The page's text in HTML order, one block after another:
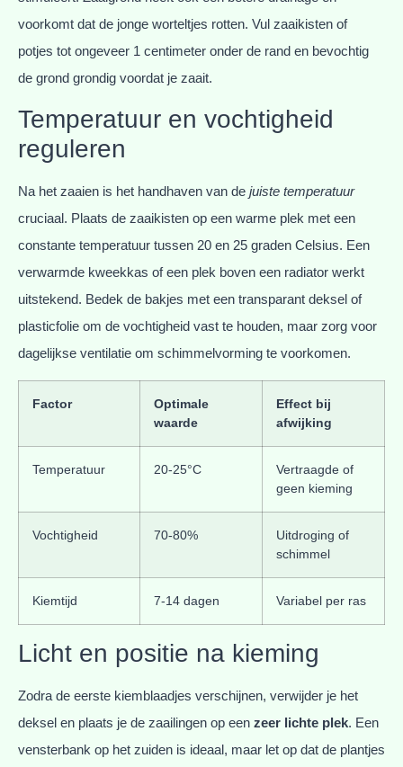
voorkomt dat de jonge worteltjes rotten. Vul zaaikisten of
potjes tot ongeveer 1 centimeter onder de rand en bevochtig
de grond grondig voordat je zaait.
Temperatuur en vochtigheid
reguleren
Na het zaaien is het handhaven van de juiste temperatuur
cruciaal. Plaats de zaaikisten op een warme plek met een
constante temperatuur tussen 20 en 25 graden Celsius. Een
verwarmde kweekkas of een plek boven een radiator werkt
uitstekend. Bedek de bakjes met een transparant deksel of
plasticfolie om de vochtigheid vast te houden, maar zorg voor
dagelijkse ventilatie om schimmelvorming te voorkomen.
Factor
Optimale
waarde
Effect bij
afwijking
Temperatuur 20-25°C
Vertraagde of
geen kieming
Vochtigheid 70-80%
Uitdroging of
schimmel
Kiemtijd 7-14 dagen Variabel per ras
Licht en positie na kieming
Zodra de eerste kiemblaadjes verschijnen, verwijder je het
deksel en plaats je de zaailingen op een zeer lichte plek. Een
vensterbank op het zuiden is ideaal, maar let op dat de plantjes